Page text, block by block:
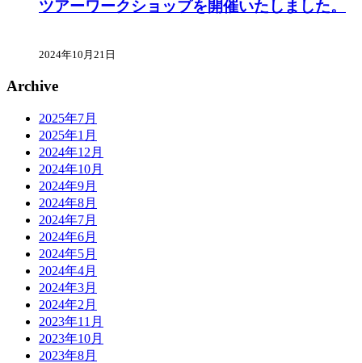
ツアーワークショップを開催いたしました。
2024年10月21日
Archive
2025年7月
2025年1月
2024年12月
2024年10月
2024年9月
2024年8月
2024年7月
2024年6月
2024年5月
2024年4月
2024年3月
2024年2月
2023年11月
2023年10月
2023年8月